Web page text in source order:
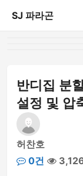
SJ 파라곤
반디집 분
설정 및 압
허찬호
0건